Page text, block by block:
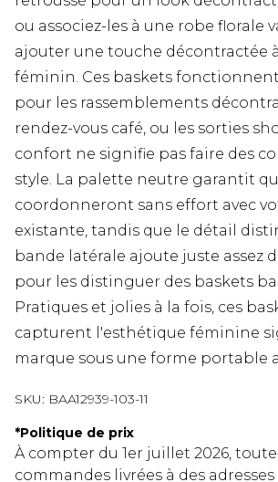
ou associez-les à une robe florale
ajouter une touche décontractée
féminin. Ces baskets
pour les rassemblements
rendez-vous café, ou les sorties
confort ne signifie pas faire des
style. La palette neutre garantit
coordonneront sans effort avec
existante, tandis que le détail
bande latérale ajoute juste assez
pour les distinguer des baskets
Pratiques et jolies à la fois, ces
capturent l'esthétique féminine
marque sous une forme portable
SKU: BAA12939-103-11
*Politique de prix
À compter du 1er juillet 2026,
commandes livrées à des adresses